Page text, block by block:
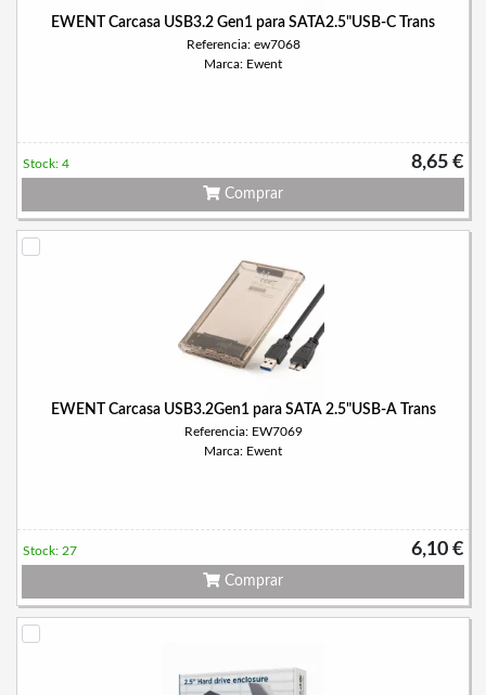
EWENT Carcasa USB3.2 Gen1 para SATA2.5"USB-C Trans
Referencia: ew7068
Marca: Ewent
8,65 €
Stock: 4
Comprar
EWENT Carcasa USB3.2Gen1 para SATA 2.5"USB-A Trans
Referencia: EW7069
Marca: Ewent
6,10 €
Stock: 27
Comprar